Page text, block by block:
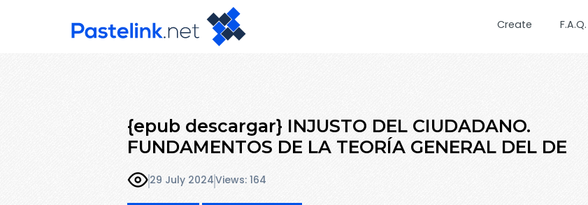
Create F.A.Q.
{epub descargar} INJUSTO DEL CIUDADANO.
FUNDAMENTOS DE LA TEORÍA GENERAL DEL DE
29 July 2024Views: 164